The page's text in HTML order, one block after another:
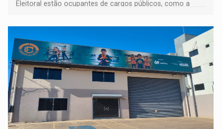
Eleitoral estão ocupantes de cargos públicos, como a
Pedro Geovar (PP) e a vice-prefeita Magna dos Anjos
(NOVO)